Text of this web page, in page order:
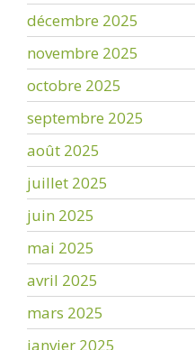
décembre 2025
novembre 2025
octobre 2025
septembre 2025
août 2025
juillet 2025
juin 2025
mai 2025
avril 2025
mars 2025
janvier 2025